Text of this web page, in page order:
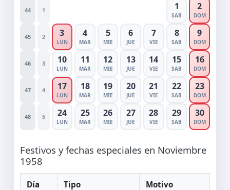
44 1 1
SAB
2
DOM
45 2 3
LUN
4
MAR
5
MIE
6
JUE
7
VIE
8
SAB
9
DOM
46 3 10
LUN
11
MAR
12
MIE
13
JUE
14
VIE
15
SAB
16
DOM
47 4 17
LUN
18
MAR
19
MIE
20
JUE
21
VIE
22
SAB
23
DOM
48 5 24
LUN
25
MAR
26
MIE
27
JUE
28
VIE
29
SAB
30
DOM
Festivos y fechas especiales en Noviembre
1958
Día Tipo Motivo